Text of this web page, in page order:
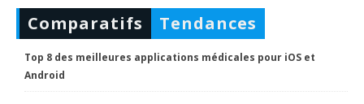
Comparatifs Tendances
Top 8 des meilleures applications médicales pour iOS et
Android